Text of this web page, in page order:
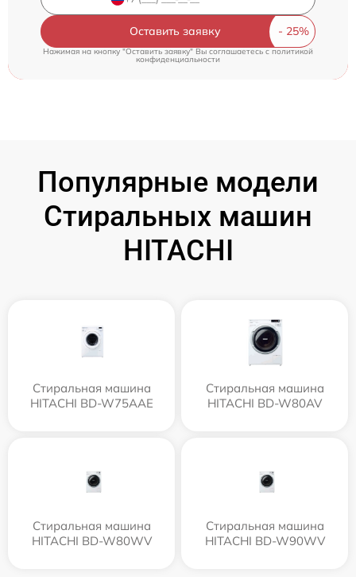
Оставить заявку
Нажимая на кнопку "Оставить заявку" Вы соглашаетесь cполитикой
конфиденциальности
Популярные модели
Стиральных машин
HITACHI
Стиральная машина
HITACHI BD-W75AAE
Стиральная машина
HITACHI BD-W80AV
Стиральная машина
HITACHI BD-W80WV
Стиральная машина
HITACHI BD-W90WV